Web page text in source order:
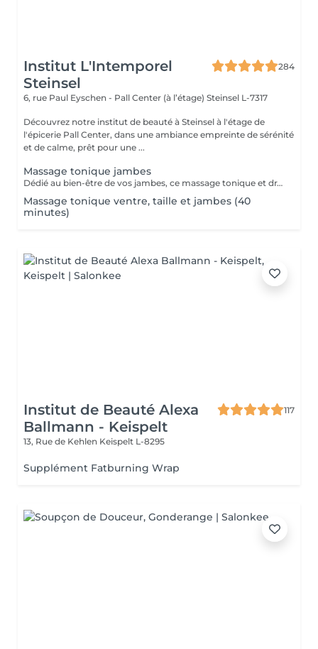
Institut L'Intemporel
Steinsel
284
6, rue Paul Eyschen - Pall Center (à l’étage) Steinsel L-7317
Découvrez notre institut de beauté à Steinsel à l'étage de
l'épicerie Pall Center, dans une ambiance empreinte de sérénité
et de calme, prêt pour une ...
Massage tonique jambes
Dédié au bien-être de vos jambes, ce massage tonique et drainant vous procure une délicieuse sensation de légèreté.
Massage tonique ventre, taille et jambes (40
minutes)
Institut de Beauté Alexa
Ballmann - Keispelt
117
13, Rue de Kehlen Keispelt L-8295
Supplément Fatburning Wrap